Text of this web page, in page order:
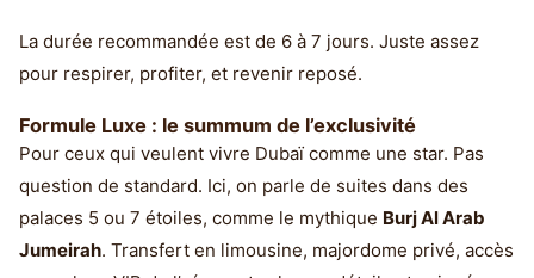
La durée recommandée est de 6 à 7 jours. Juste assez
pour respirer, profiter, et revenir reposé.
Formule Luxe : le summum de l’exclusivité
Pour ceux qui veulent vivre Dubaï comme une star. Pas
question de standard. Ici, on parle de suites dans des
palaces 5 ou 7 étoiles, comme le mythique Burj Al Arab
Jumeirah. Transfert en limousine, majordome privé, accès